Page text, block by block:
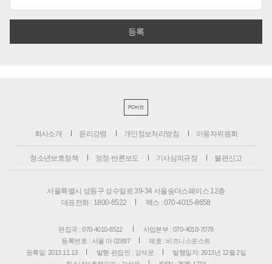
PC버전
회사소개 윤리강령 개인정보처리방침 이용자위원회
청소년보호정책 정정·반론보도 기사심의규정 불편신고
서울특별시 성동구 성수일로 39-34 서울숲더스페이스 12층
대표전화 : 1800-6522
팩스 : 070-4015-8658
편집국 : 070-4010-8512
사업본부 : 070-4010-7078
등록번호 : 서울 아 02897
제호 : 비즈니스포스트
등록일: 2013.11.13
발행·편집인 : 강석운
발행일자: 2013년 12월 2일